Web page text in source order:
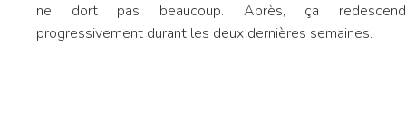
ne dort pas beaucoup. Après, ça redescend
progressivement durant les deux dernières semaines.